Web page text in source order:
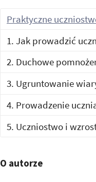
Praktyczne
1. Jak prowadzić
2. Duchowe
3. Ugruntowanie
4. Prowadzenie
5. Uczniostwo i
O autorze